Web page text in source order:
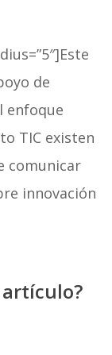
de
enfoque
TIC existen
comunicar
innovación